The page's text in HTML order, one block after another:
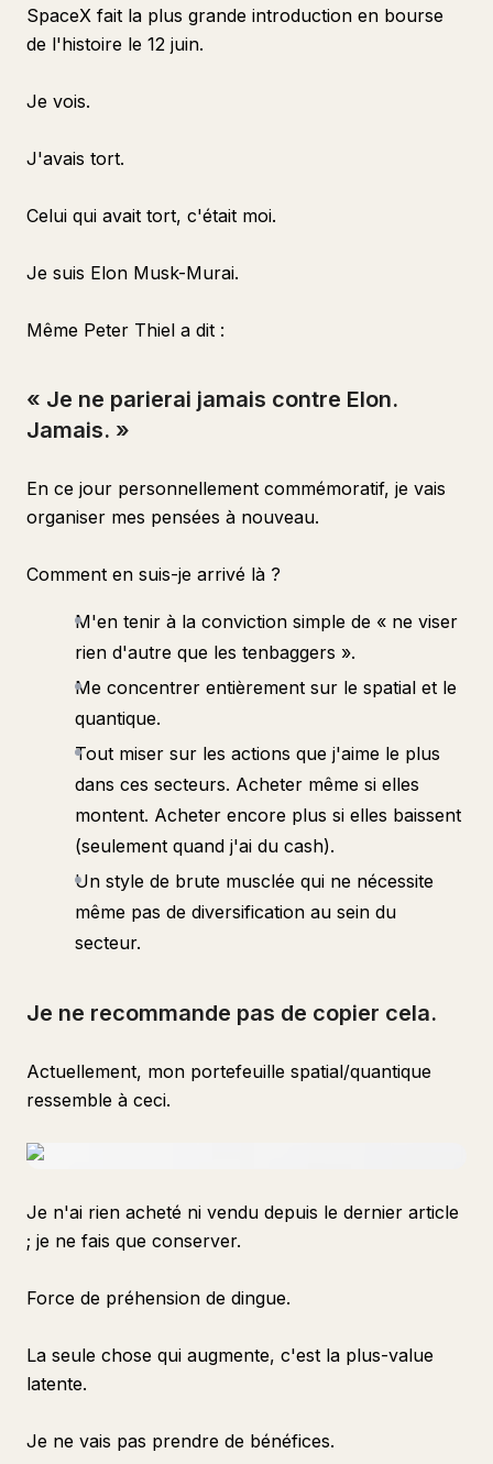
SpaceX fait la plus grande introduction en bourse
de l'histoire le 12 juin.
Je vois.
J'avais tort.
Celui qui avait tort, c'était moi.
Je suis Elon Musk-Murai.
Même Peter Thiel a dit :
« Je ne parierai jamais contre Elon.
Jamais. »
En ce jour personnellement commémoratif, je vais
organiser mes pensées à nouveau.
Comment en suis-je arrivé là ?
M'en tenir à la conviction simple de « ne viser
rien d'autre que les tenbaggers ».
Me concentrer entièrement sur le spatial et le
quantique.
Tout miser sur les actions que j'aime le plus
dans ces secteurs. Acheter même si elles
montent. Acheter encore plus si elles baissent
(seulement quand j'ai du cash).
Un style de brute musclée qui ne nécessite
même pas de diversification au sein du
secteur.
Je ne recommande pas de copier cela.
Actuellement, mon portefeuille spatial/quantique
ressemble à ceci.
Je n'ai rien acheté ni vendu depuis le dernier article
; je ne fais que conserver.
Force de préhension de dingue.
La seule chose qui augmente, c'est la plus-value
latente.
Je ne vais pas prendre de bénéfices.